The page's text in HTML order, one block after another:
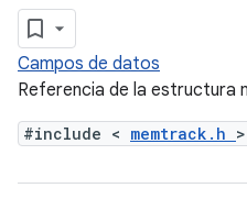
Campos de datos
Referencia de la estructura
#include < memtrack.h >